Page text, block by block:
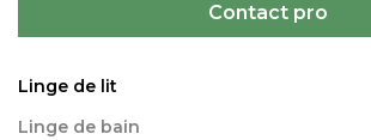
Contact pro
Linge de lit
Linge de bain